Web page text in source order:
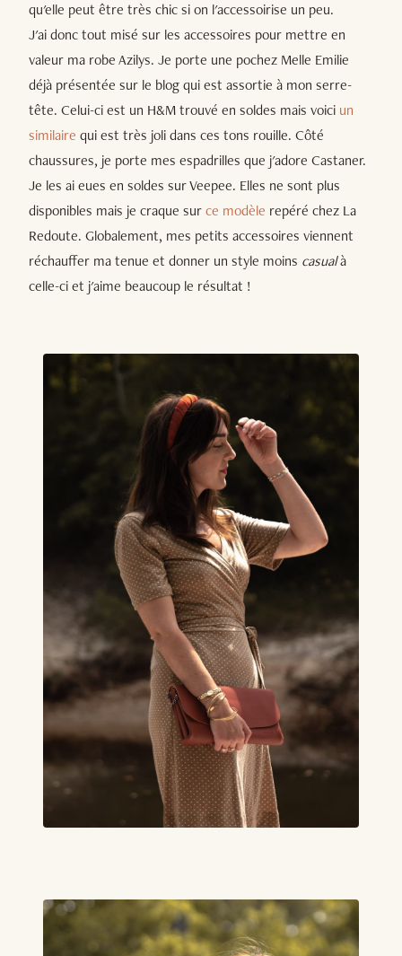
qu'elle peut être très chic si on l'accessoirise un peu.
J'ai donc tout misé sur les accessoires pour mettre en
valeur ma robe Azilys. Je porte une pochez Melle Emilie
déjà présentée sur le blog qui est assortie à mon serre-
tête. Celui-ci est un H&M trouvé en soldes mais voici un
similaire qui est très joli dans ces tons rouille. Côté
chaussures, je porte mes espadrilles que j'adore Castaner.
Je les ai eues en soldes sur Veepee. Elles ne sont plus
disponibles mais je craque surce modèle repéré chez La
Redoute. Globalement, mes petits accessoires viennent
réchauffer ma tenue et donner un style moins casualà
celle-ci et j'aime beaucoup le résultat !